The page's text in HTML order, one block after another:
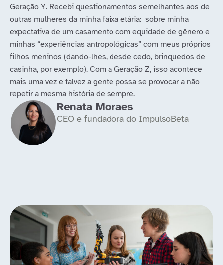
Geração Y. Recebi questionamentos semelhantes aos de
outras mulheres da minha faixa etária: sobre minha
expectativa de um casamento com equidade de gênero e
minhas “experiências antropológicas” com meus próprios
filhos meninos (dando-lhes, desde cedo, brinquedos de
casinha, por exemplo). Com a Geração Z, isso acontece
mais uma vez e talvez a gente possa se provocar a não
repetir a mesma história de sempre.
Renata Moraes
CEO e fundadora do ImpulsoBeta